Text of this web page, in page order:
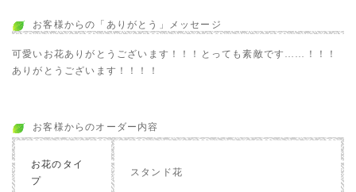
お客様からの「ありがとう」メッセージ
可愛いお花ありがとうございます！！！とっても素敵です……！！！
ありがとうございます！！！！
お客様からのオーダー内容
お花のタイ
プ
スタンド花